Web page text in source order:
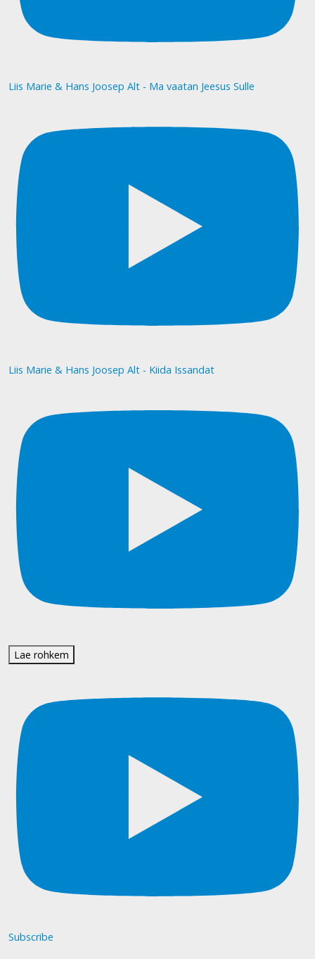
Liis Marie & Hans Joosep Alt - Ma vaatan Jeesus Sulle
Liis Marie & Hans Joosep Alt - Kiida Issandat
Lae rohkem
Subscribe